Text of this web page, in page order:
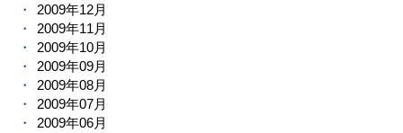
2009年12月
2009年11月
2009年10月
2009年09月
2009年08月
2009年07月
2009年06月